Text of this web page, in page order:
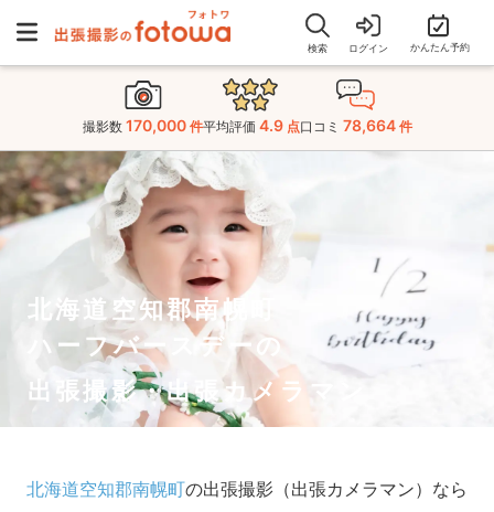
検索 ログイン かんたん予約
撮影数 170,000 件平均評価 4.9 点口コミ 78,664 件
北海道空知郡南幌町
ハーフバースデーの
出張撮影・出張カメラマン
北海道空知郡南幌町の出張撮影（出張カメラマン）なら